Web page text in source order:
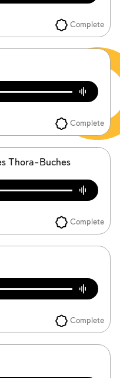
Complete
Complete
Thora-Buches
Complete
Complete